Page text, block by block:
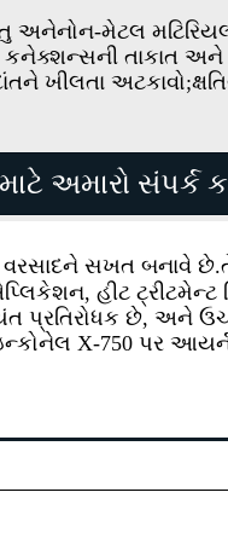
અનેનોન-મેટલ
તાકાત અને
ખીલતા
અમારો સંપર્ક
વરસાદને સખત બનાવે
હીટ
પ્રતિરોધક છે, અને
ઇન્કોનેલ X-750 પર